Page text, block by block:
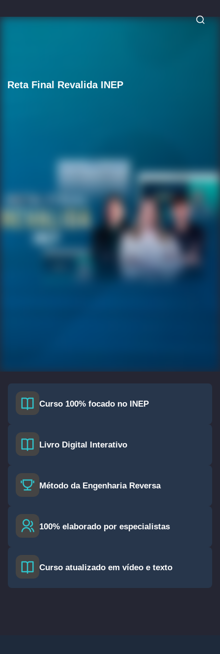
Reta Final Revalida INEP
Curso 100% focado no INEP
Livro Digital Interativo
Método da Engenharia Reversa
100% elaborado por especialistas
Curso atualizado em vídeo e texto